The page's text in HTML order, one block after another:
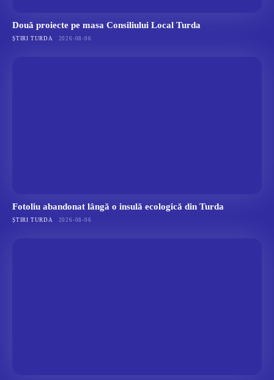
Două proiecte pe masa Consiliului Local Turda
ȘTIRI TURDA 2026-08-06
Fotoliu abandonat lângă o insulă ecologică din Turda
ȘTIRI TURDA 2026-08-06